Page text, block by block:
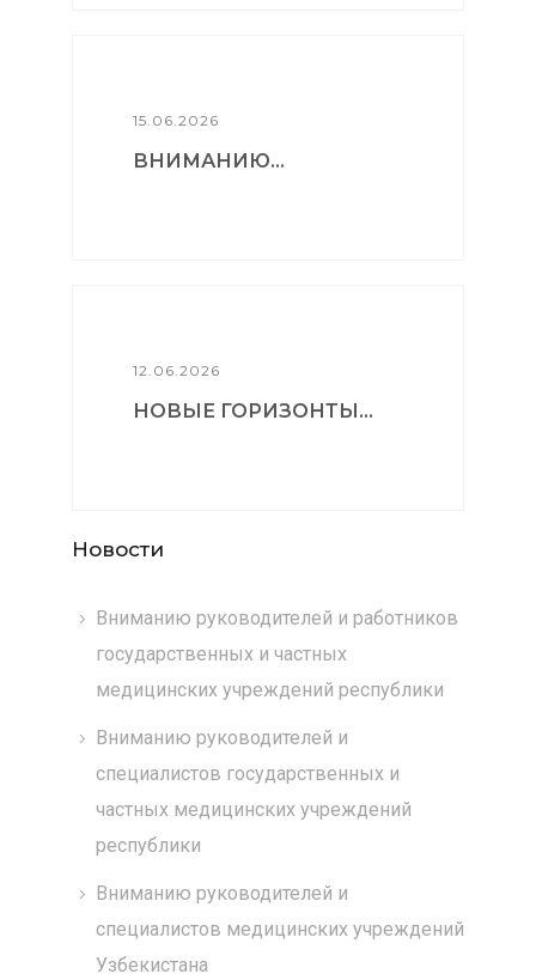
15.06.2026
ВНИМАНИЮ...
12.06.2026
НОВЫЕ ГОРИЗОНТЫ...
Новости
Вниманию руководителей и работников
государственных и частных
медицинских учреждений республики
Вниманию руководителей и
специалистов государственных и
частных медицинских учреждений
республики
Вниманию руководителей и
специалистов медицинских учреждений
Узбекистана